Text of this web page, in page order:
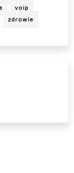
voip
zdrowie